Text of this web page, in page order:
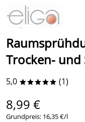
Trocken- und
5,0 ***** (1)
8,99 €
Grundpreis: 16,35 €/l